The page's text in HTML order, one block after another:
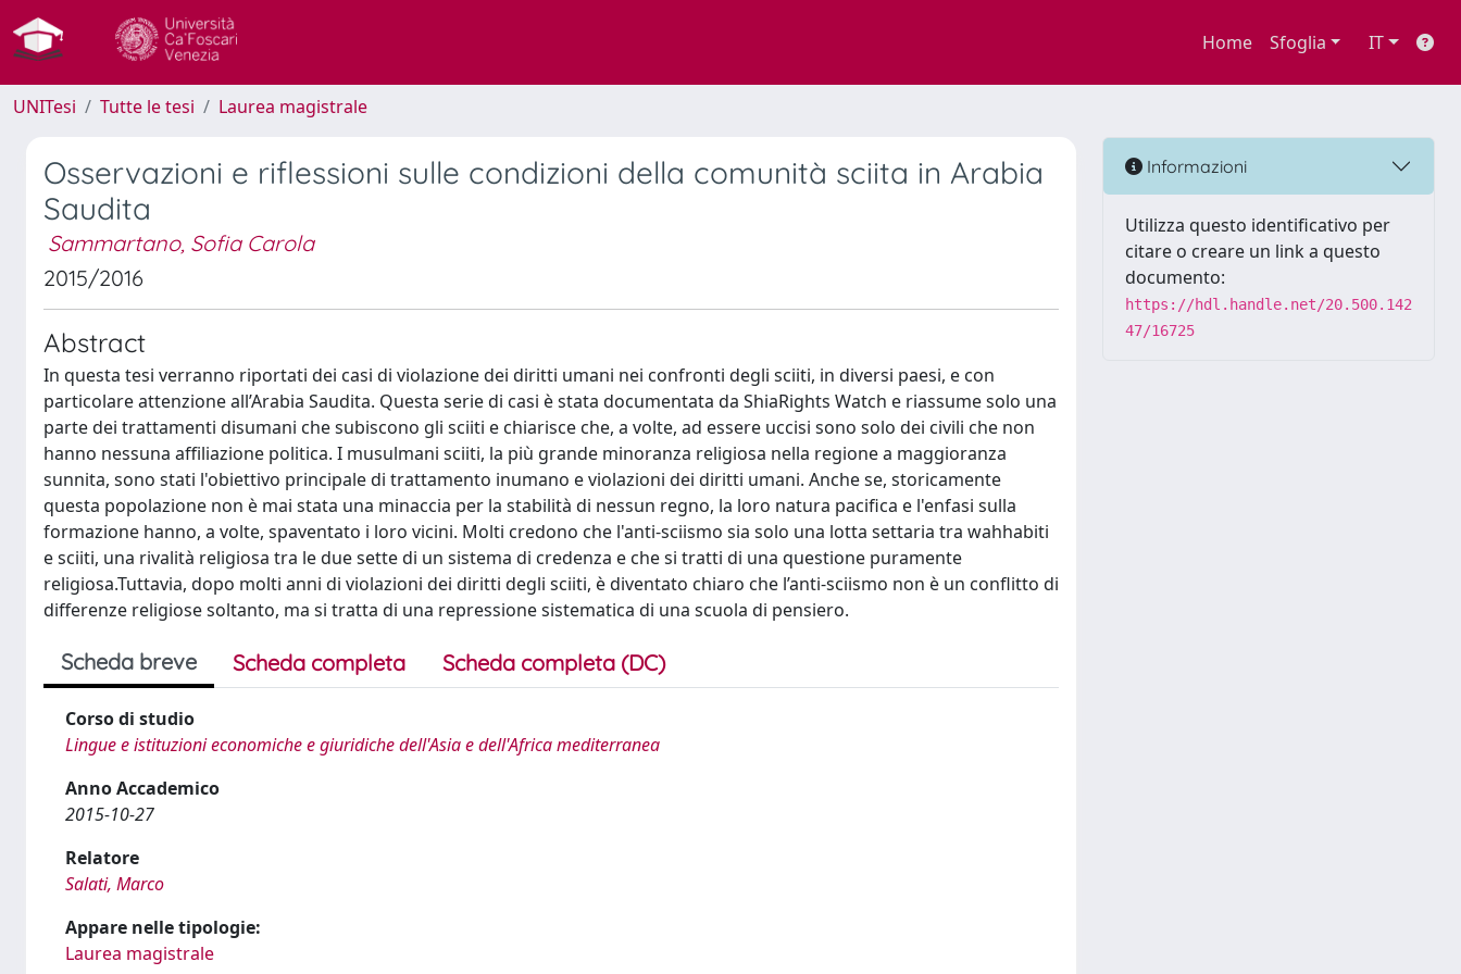
Home Sfoglia IT
UNITesi Tutte le tesi Laurea magistrale
Osservazioni e riflessioni sulle condizioni della comunità sciita in Arabia
Saudita
Sammartano, Sofia Carola
2015/2016
Abstract
In questa tesi verranno riportati dei casi di violazione dei diritti umani nei confronti degli sciiti, in diversi paesi, e con
particolare attenzione all’Arabia Saudita. Questa serie di casi è stata documentata da ShiaRights Watch e riassume solo una
parte dei trattamenti disumani che subiscono gli sciiti e chiarisce che, a volte, ad essere uccisi sono solo dei civili che non
hanno nessuna affiliazione politica. I musulmani sciiti, la più grande minoranza religiosa nella regione a maggioranza
sunnita, sono stati l'obiettivo principale di trattamento inumano e violazioni dei diritti umani. Anche se, storicamente
questa popolazione non è mai stata una minaccia per la stabilità di nessun regno, la loro natura pacifica e l'enfasi sulla
formazione hanno, a volte, spaventato i loro vicini. Molti credono che l'anti-sciismo sia solo una lotta settaria tra wahhabiti
e sciiti, una rivalità religiosa tra le due sette di un sistema di credenza e che si tratti di una questione puramente
religiosa.Tuttavia, dopo molti anni di violazioni dei diritti degli sciiti, è diventato chiaro che l’anti-sciismo non è un conflitto di
differenze religiose soltanto, ma si tratta di una repressione sistematica di una scuola di pensiero.
Scheda breve Scheda completa Scheda completa (DC)
Corso di studio
Lingue e istituzioni economiche e giuridiche dell'Asia e dell'Africa mediterranea
Anno Accademico
2015-10-27
Relatore
Salati, Marco
Appare nelle tipologie:
Laurea magistrale
Informazioni
Utilizza questo identificativo per
citare o creare un link a questo
documento:
https://hdl.handle.net/20.500.142
47/16725